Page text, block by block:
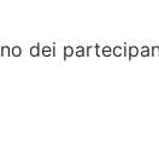
dei